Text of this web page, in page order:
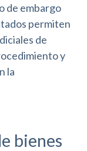
de embargo
permiten
de
y
la
bienes